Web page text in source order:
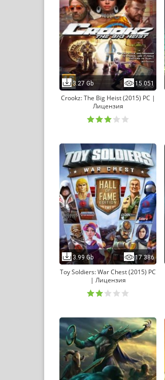
3.27 Gb 15 051
Crookz: The Big Heist (2015) PC |
Лицензия
3.99 Gb 17 386
Toy Soldiers: War Chest (2015) PC
| Лицензия